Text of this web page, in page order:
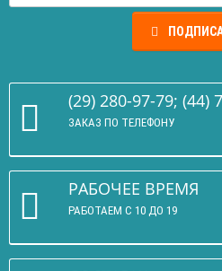
(29) 280-97-79; (44)
ЗАКАЗ ПО ТЕЛЕФОНУ
РАБОЧЕЕ ВРЕМЯ
РАБОТАЕМ С 10 ДО 19